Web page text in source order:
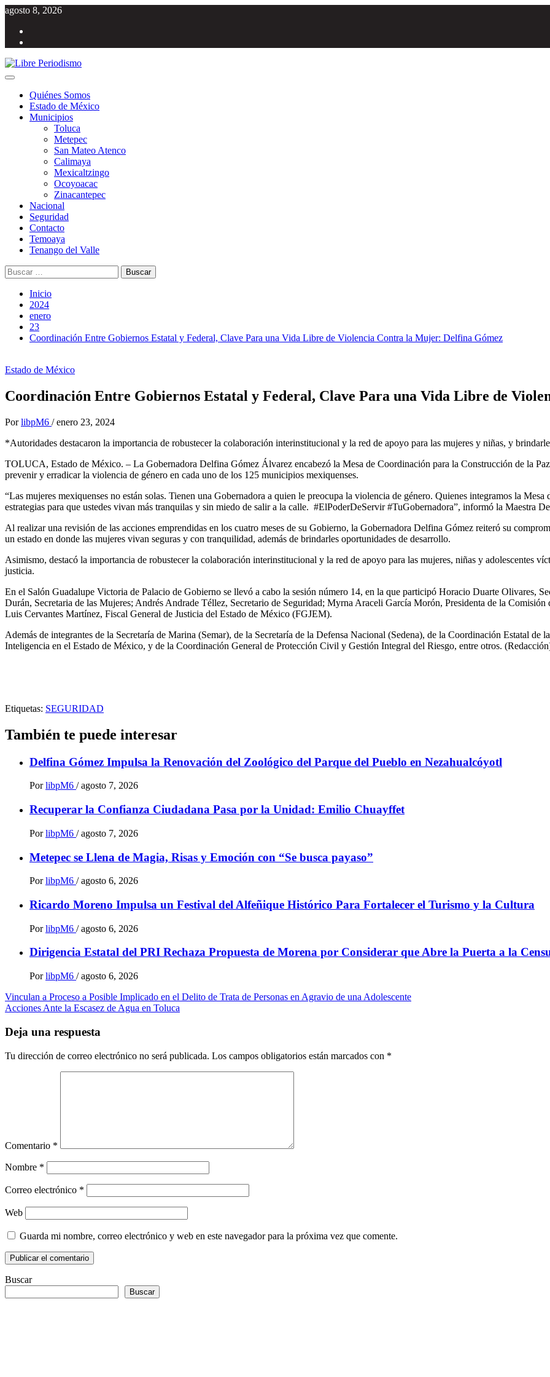
Saltar
contenido
agosto 8, 2026
Menú
principalQuiénes Somos
Estado de México
Municipios
Toluca
Metepec
San Mateo Atenco
Calimaya
Mexicaltzingo
Ocoyoacac
Zinacantepec
Nacional
Seguridad
Contacto
Temoaya
Tenango del Valle
Buscar:
Inicio
2024
enero
23
Coordinación Entre Gobiernos Estatal y Federal, Clave Para una Vida Libre de Violencia Contra la Mujer: Delfina Gómez
Estado de México
Coordinación Entre Gobiernos Estatal y Federal, Clave Para una Vida Libre de
Por libpM6 / enero 23, 2024
*Autoridades destacaron la importancia de robustecer la colaboración interinstitucional y la red de apoyo para las mujeres y niñas, y
TOLUCA, Estado de México. – La Gobernadora Delfina Gómez Álvarez encabezó la Mesa de Coordinación para la Construcción de la
prevenir y erradicar la violencia de género en cada uno de los 125 municipios mexiquenses.
“Las mujeres mexiquenses no están solas. Tienen una Gobernadora a quien le preocupa la violencia de género. Quienes integramos la
estrategias para que ustedes vivan más tranquilas y sin miedo de salir a la calle. #ElPoderDeServir #TuGobernadora”, informó la Maestra
Al realizar una revisión de las acciones emprendidas en los cuatro meses de su Gobierno, la Gobernadora Delfina Gómez reiteró su
un estado en donde las mujeres vivan seguras y con tranquilidad, además de brindarles oportunidades de desarrollo.
Asimismo, destacó la importancia de robustecer la colaboración interinstitucional y la red de apoyo para las mujeres, niñas y adolescentes
justicia.
En el Salón Guadalupe Victoria de Palacio de Gobierno se llevó a cabo la sesión número 14, en la que participó Horacio Duarte Olivares,
Durán, Secretaria de las Mujeres; Andrés Andrade Téllez, Secretario de Seguridad; Myrna Araceli García Morón, Presidenta de la
Luis Cervantes Martínez, Fiscal General de Justicia del Estado de México (FGJEM).
Además de integrantes de la Secretaría de Marina (Semar), de la Secretaría de la Defensa Nacional (Sedena), de la Coordinación Estatal
Inteligencia en el Estado de México, y de la Coordinación General de Protección Civil y Gestión Integral del Riesgo, entre otros.
Etiquetas: SEGURIDAD
También te puede interesar
Delfina Gómez Impulsa la Renovación del Zoológico del Parque del Pueblo en Nezahualcóyotl
Por libpM6 / agosto 7, 2026
Recuperar la Confianza Ciudadana Pasa por la Unidad: Emilio Chuayffet
Por libpM6 / agosto 7, 2026
Metepec se Llena de Magia, Risas y Emoción con “Se busca payaso”
Por libpM6 / agosto 6, 2026
Ricardo Moreno Impulsa un Festival del Alfeñique Histórico Para Fortalecer el Turismo y la Cultura
Por libpM6 / agosto 6, 2026
Dirigencia Estatal del PRI Rechaza Propuesta de Morena por Considerar que Abre la Puerta a la
Por libpM6 / agosto 6, 2026
Navegación
de
entradas
Vinculan a Proceso a Posible Implicado en el Delito de Trata de Personas en Agravio de una Adolescente
Acciones Ante la Escasez de Agua en Toluca
Deja una respuesta
Tu dirección de correo electrónico no será publicada. Los campos obligatorios están marcados con *
Comentario *
Nombre *
Correo electrónico *
Web
Guarda mi nombre, correo electrónico y web en este navegador para la próxima vez que comente.
Buscar
Buscar